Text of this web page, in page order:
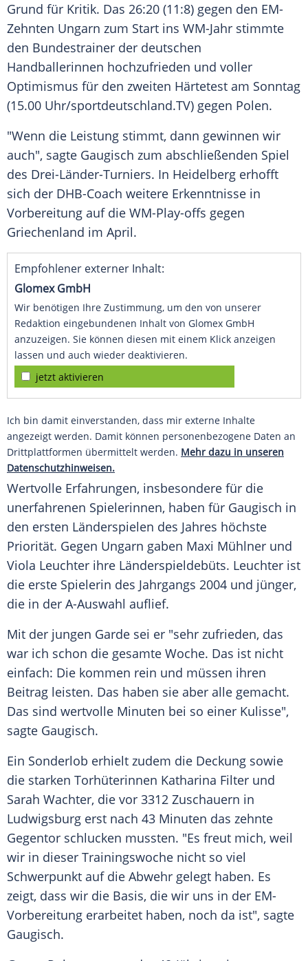
Grund für Kritik. Das 26:20 (11:8) gegen den EM-
Zehnten Ungarn zum Start ins WM-Jahr stimmte
den Bundestrainer der deutschen
Handballerinnen hochzufrieden und voller
Optimismus für den zweiten Härtetest am Sonntag
(15.00 Uhr/sportdeutschland.TV) gegen Polen.
"Wenn die Leistung stimmt, dann gewinnen wir
auch", sagte Gaugisch zum abschließenden Spiel
des Drei-Länder-Turniers. In Heidelberg erhofft
sich der DHB-Coach weitere Erkenntnisse in
Vorbereitung auf die WM-Play-offs gegen
Griechenland im April.
Empfohlener externer Inhalt:
Glomex GmbH
Wir benötigen Ihre Zustimmung, um den von unserer
Redaktion eingebundenen Inhalt von Glomex GmbH
anzuzeigen. Sie können diesen mit einem Klick anzeigen
lassen und auch wieder deaktivieren.
jetzt aktivieren
Ich bin damit einverstanden, dass mir externe Inhalte
angezeigt werden. Damit können personenbezogene Daten an
Drittplattformen übermittelt werden. Mehr dazu in unseren
Datenschutzhinweisen.
Wertvolle Erfahrungen, insbesondere für die
unerfahrenen Spielerinnen, haben für Gaugisch in
den ersten Länderspielen des Jahres höchste
Priorität. Gegen Ungarn gaben Maxi Mühlner und
Viola Leuchter ihre Länderspieldebüts. Leuchter ist
die erste Spielerin des Jahrgangs 2004 und jünger,
die in der A-Auswahl auflief.
Mit der jungen Garde sei er "sehr zufrieden, das
war ich schon die gesamte Woche. Das ist nicht
einfach: Die kommen rein und müssen ihren
Beitrag leisten. Das haben sie aber alle gemacht.
Das sind wertvolle Minuten bei so einer Kulisse",
sagte Gaugisch.
Ein Sonderlob erhielt zudem die Deckung sowie
die starken Torhüterinnen Katharina Filter und
Sarah Wachter, die vor 3312 Zuschauern in
Ludwigsburg erst nach 43 Minuten das zehnte
Gegentor schlucken mussten. "Es freut mich, weil
wir in dieser Trainingswoche nicht so viel
Schwerpunkt auf die Abwehr gelegt haben. Es
zeigt, dass wir die Basis, die wir uns in der EM-
Vorbereitung erarbeitet haben, noch da ist", sagte
Gaugisch.